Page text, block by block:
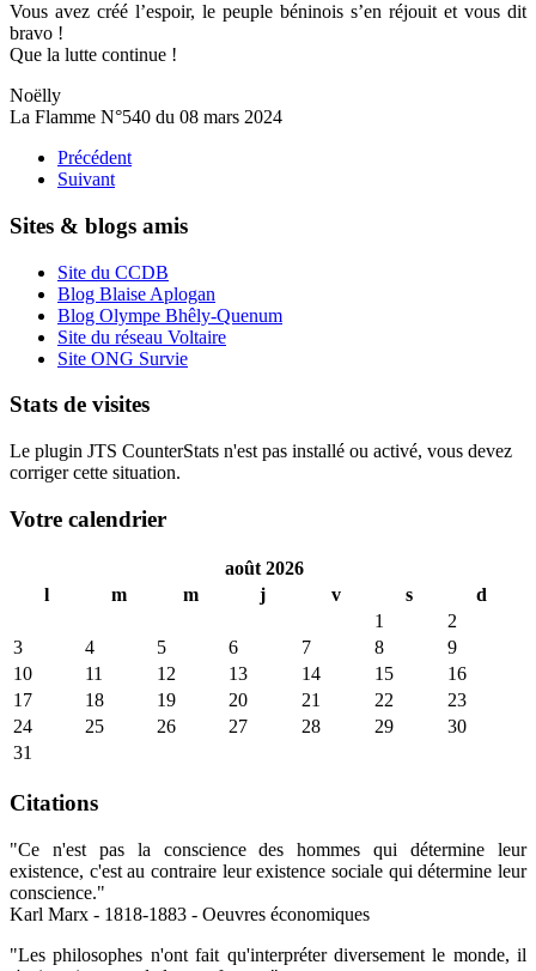
Vous avez créé l’espoir, le peuple béninois s’en réjouit et vous dit
bravo !
Que la lutte continue !
Noëlly
La Flamme N°540 du 08 mars 2024
Précédent
Suivant
Sites & blogs amis
Site du CCDB
Blog Blaise Aplogan
Blog Olympe Bhêly-Quenum
Site du réseau Voltaire
Site ONG Survie
Stats de visites
Le plugin JTS CounterStats n'est pas installé ou activé, vous devez
corriger cette situation.
Votre calendrier
août 2026
l
m m j v s
d
1
2
3
4 5 6 7 8
9
10
11 12 13 14 15
16
17
18 19 20 21 22
23
24
25 26 27 28 29
30
31
Citations
"Ce n'est pas la conscience des hommes qui détermine leur
existence, c'est au contraire leur existence sociale qui détermine leur
conscience."
Karl Marx - 1818-1883 - Oeuvres économiques
"Les philosophes n'ont fait qu'interpréter diversement le monde, il